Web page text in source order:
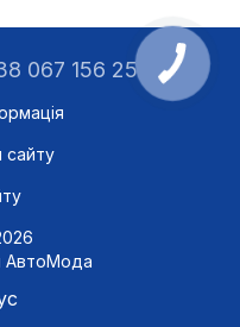
067 156 25 75
сайту
АвтоМода